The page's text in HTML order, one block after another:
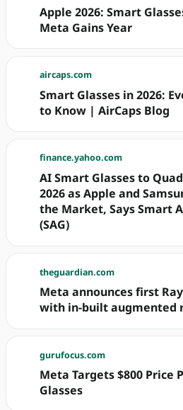
Apple 2026: Smart
Meta Gains Year
aircaps.com
Smart Glasses in 2026:
to Know | AirCaps Blog
finance.yahoo.com
AI Smart Glasses to
2026 as Apple and
the Market, Says Smart
(SAG)
theguardian.com
Meta announces first
with in-built augmented
gurufocus.com
Meta Targets $800 Price
Glasses